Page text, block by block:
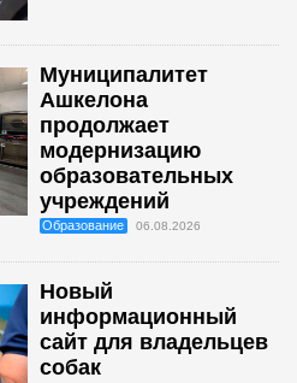
Муниципалитет
Ашкелона
продолжает
модернизацию
образовательных
учреждений
Образование 06.08.2026
Новый
информационный
сайт для владельцев
собак